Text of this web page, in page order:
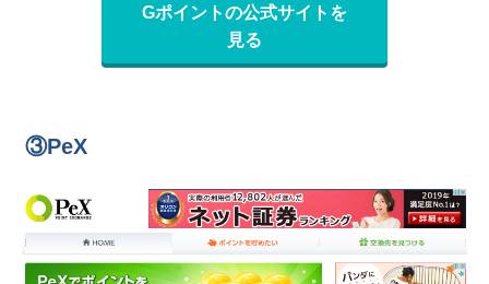
Gポイントの公式サイトを
見る
③PeX